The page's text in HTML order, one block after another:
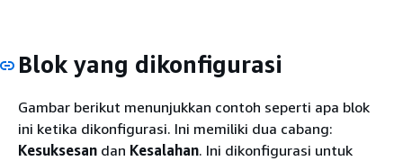
Blok yang dikonfigurasi
Gambar berikut menunjukkan contoh seperti apa blok
ini ketika dikonfigurasi. Ini memiliki dua cabang:
Kesuksesan dan Kesalahan. Ini dikonfigurasi untuk